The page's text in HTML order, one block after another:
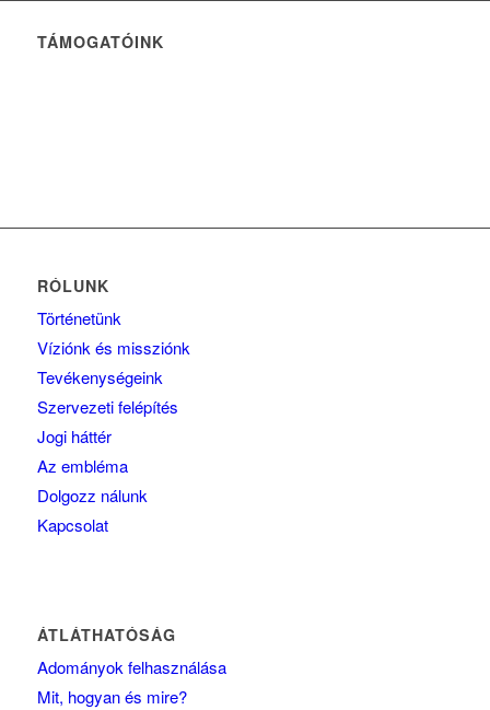
TÁMOGATÓINK
RÓLUNK
Történetünk
Víziónk és missziónk
Tevékenységeink
Szervezeti felépítés
Jogi háttér
Az embléma
Dolgozz nálunk
Kapcsolat
ÁTLÁTHATÓSÁG
Adományok felhasználása
Mit, hogyan és mire?